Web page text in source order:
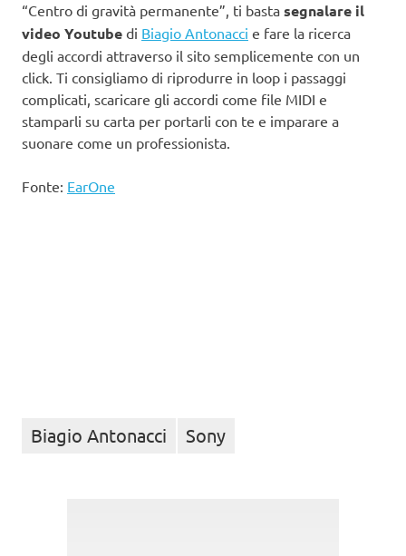
“Centro di gravità permanente”, ti basta segnalare il
video Youtube di Biagio Antonacci e fare la ricerca
degli accordi attraverso il sito semplicemente con un
click. Ti consigliamo di riprodurre in loop i passaggi
complicati, scaricare gli accordi come file MIDI e
stamparli su carta per portarli con te e imparare a
suonare come un professionista.
Fonte: EarOne
Biagio Antonacci Sony